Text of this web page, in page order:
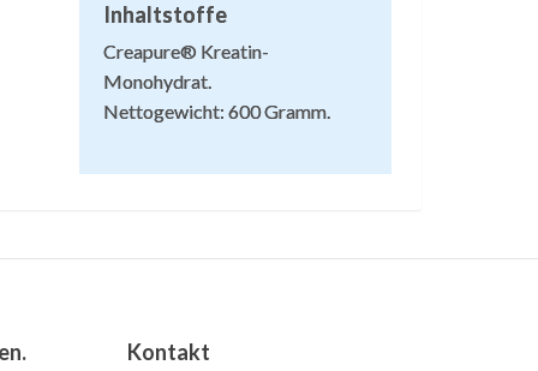
Inhaltstoffe
Creapure® Kreatin-
Monohydrat.
Nettogewicht: 600 Gramm.
Kontakt